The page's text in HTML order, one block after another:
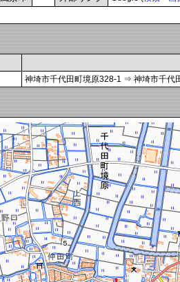
神埼市千代田町境原328-1 ⇒ 神埼市千代